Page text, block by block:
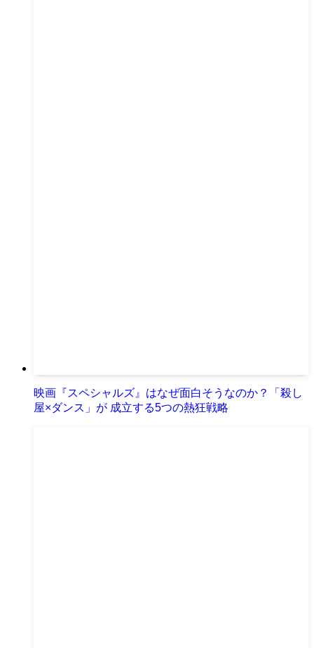
映画『スペシャルズ』はなぜ面白そうなのか？「殺し
屋×ダンス」が 成立する5つの熱狂戦略